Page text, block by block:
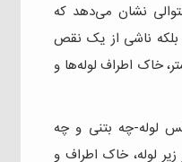
نشان می‌دهد که
ناشی از یک نقص
خاک اطراف لوله‌ها و
لوله-چه بتنی و چه
لوله، خاک اطراف و